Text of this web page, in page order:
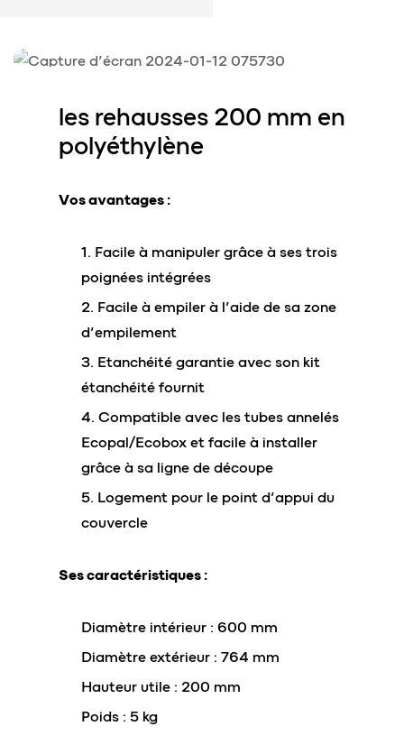
les rehausses 200 mm en
polyéthylène
Vos avantages :
Facile à manipuler grâce à ses trois
poignées intégrées
Facile à empiler à l’aide de sa zone
d’empilement
Etanchéité garantie avec son kit
étanchéité fournit
Compatible avec les tubes annelés
Ecopal/Ecobox et facile à installer
grâce à sa ligne de découpe
Logement pour le point d’appui du
couvercle
Ses caractéristiques :
Diamètre intérieur : 600 mm
Diamètre extérieur : 764 mm
Hauteur utile : 200 mm
Poids : 5 kg